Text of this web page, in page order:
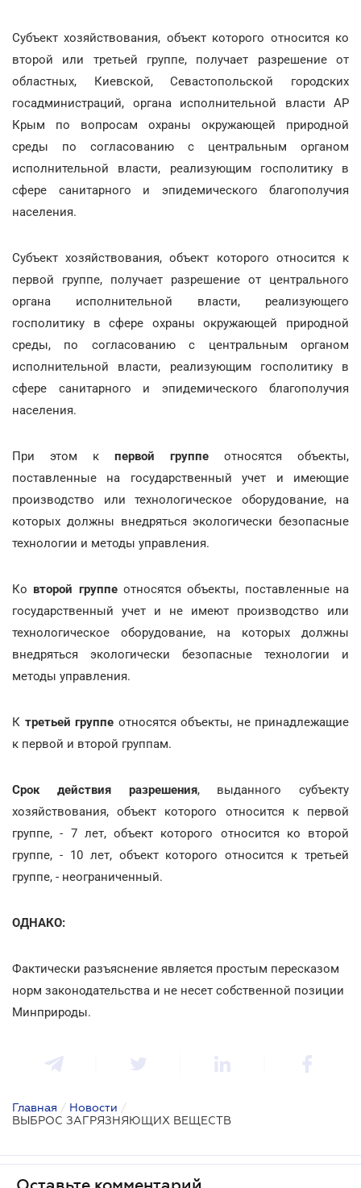
Субъект хозяйствования, объект которого относится ко
второй или третьей группе, получает разрешение от
областных, Киевской, Севастопольской городских
госадминистраций, органа исполнительной власти АР
Крым по вопросам охраны окружающей природной
среды по согласованию с центральным органом
исполнительной власти, реализующим госполитику в
сфере санитарного и эпидемического благополучия
населения.
Субъект хозяйствования, объект которого относится к
первой группе, получает разрешение от центрального
органа исполнительной власти, реализующего
госполитику в сфере охраны окружающей природной
среды, по согласованию с центральным органом
исполнительной власти, реализующим госполитику в
сфере санитарного и эпидемического благополучия
населения.
При этом к первой группе относятся объекты,
поставленные на государственный учет и имеющие
производство или технологическое оборудование, на
которых должны внедряться экологически безопасные
технологии и методы управления.
Ко второй группеотносятся объекты, поставленные на
государственный учет и не имеют производство или
технологическое оборудование, на которых должны
внедряться экологически безопасные технологии и
методы управления.
К третьей группе относятся объекты, не принадлежащие
к первой и второй группам.
Срок действия разрешения, выданного субъекту
хозяйствования, объект которого относится к первой
группе, - 7 лет, объект которого относится ко второй
группе, - 10 лет, объект которого относится к третьей
группе, - неограниченный.
ОДНАКО:
Фактически разъяснение является простым пересказом
норм законодательства и не несет собственной позиции
Минприроды.
Главная / Новости /
ВЫБРОС ЗАГРЯЗНЯЮЩИХ ВЕЩЕСТВ